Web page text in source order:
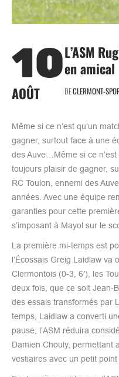
10
AOÛT
L’ASM
en amical
DECLERMONT-
Même si ce n’est qu’un
gagner, surtout face à une
des Auve…Même si ce
toujours plaisir de gagner,
RC Toulon, ennemi des
années. Avec une équipe
garanties pour cette
s’imposant à Mayol sur le
La première mi-temps est
l’Écossais Greig Laidlaw va
Clermontois (0-3, 6′), les
deux fois, que ce soit Jean-
des essais transformés par
temps, Laidlaw a converti
pause, l’ASM réduira
Damien Chouly, permettant
vestiaires avec un petit